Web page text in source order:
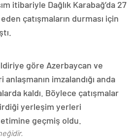
itibariyle Dağlık Karabağ’da 27
çatışmaların durması için
göre Azerbaycan ve
imzalandığı anda
kaldı. Böylece çatışmalar
yerleşim yerleri
geçmiş oldu.